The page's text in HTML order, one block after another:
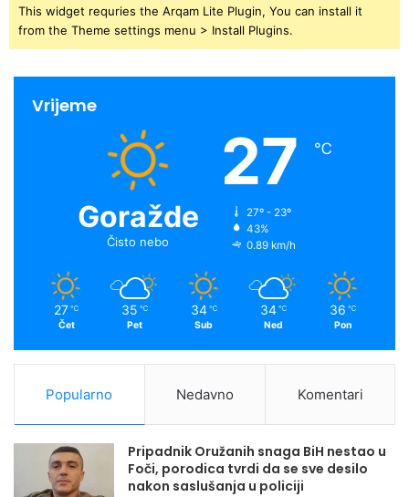
This widget requries the Arqam Lite Plugin, You can install it
from the Theme settings menu > Install Plugins.
Vrijeme
Goražde
Čisto nebo
27 ℃
27º - 23º
43%
0.89 km/h
27 ℃
Čet
35 ℃
Pet
34 ℃
Sub
34 ℃
Ned
36 ℃
Pon
Popularno Nedavno Komentari
Pripadnik Oružanih snaga BiH nestao u
Foči, porodica tvrdi da se sve desilo
nakon saslušanja u policiji